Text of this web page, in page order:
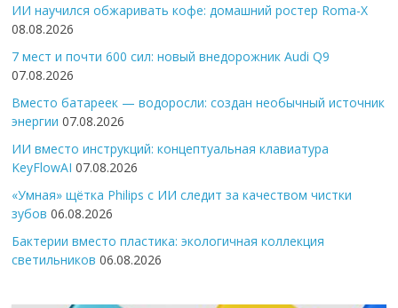
ИИ научился обжаривать кофе: домашний ростер Roma-X
08.08.2026
7 мест и почти 600 сил: новый внедорожник Audi Q9
07.08.2026
Вместо батареек — водоросли: создан необычный источник
энергии 07.08.2026
ИИ вместо инструкций: концептуальная клавиатура
KeyFlowAI 07.08.2026
«Умная» щётка Philips с ИИ следит за качеством чистки
зубов 06.08.2026
Бактерии вместо пластика: экологичная коллекция
светильников 06.08.2026